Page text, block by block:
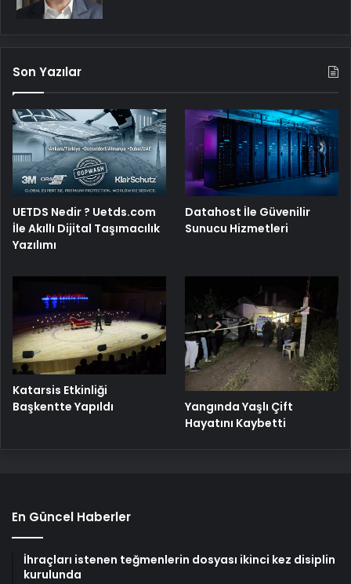
Son Yazılar
UETDS Nedir ? Uetds.com
İle Akıllı Dijital Taşımacılık
Yazılımı
Datahost İle Güvenilir
Sunucu Hizmetleri
Katarsis Etkinliği
Başkentte Yapıldı
Yangında Yaşlı Çift
Hayatını Kaybetti
En Güncel Haberler
İhraçları istenen teğmenlerin dosyası ikinci kez disiplin
kurulunda